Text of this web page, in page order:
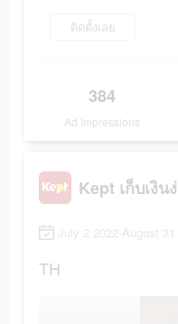
ติดตั้งเลย
384
Ad Impressions
Kept เก็บเงิ
July 2 2022-August 31
TH